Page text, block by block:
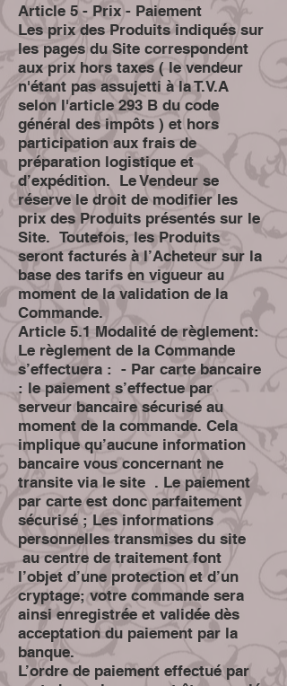
Article 5 - Prix - Paiement
Les prix des Produits indiqués sur
les pages du Site correspondent
aux prix hors taxes ( le vendeur
n'étant pas assujetti à la T.V.A
selon l'article 293 B du code
général des impôts ) et hors
participation aux frais de
préparation logistique et
d’expédition. Le Vendeur se
réserve le droit de modifier les
prix des Produits présentés sur le
Site. Toutefois, les Produits
seront facturés à l’Acheteur sur la
base des tarifs en vigueur au
moment de la validation de la
Commande.
Article 5.1 Modalité de règlement:
Le règlement de la Commande
s’effectuera : - Par carte bancaire
: le paiement s’effectue par
serveur bancaire sécurisé au
moment de la commande. Cela
implique qu’aucune information
bancaire vous concernant ne
transite via le site . Le paiement
par carte est donc parfaitement
sécurisé ; Les informations
personnelles transmises du site
au centre de traitement font
l’objet d’une protection et d’un
cryptage; votre commande sera
ainsi enregistrée et validée dès
acceptation du paiement par la
banque.
L’ordre de paiement effectué par